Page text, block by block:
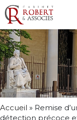
Accueil » Remise
détection précoce